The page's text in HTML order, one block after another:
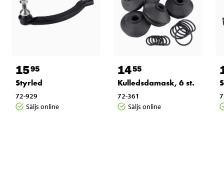
1595
Styrled
72-929
Säljs online
1455
Kulledsdamask, 6 st.
72-361
Säljs online